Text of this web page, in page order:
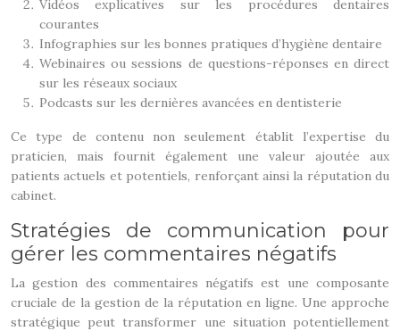
Vidéos explicatives sur les procédures dentaires
courantes
Infographies sur les bonnes pratiques d’hygiène dentaire
Webinaires ou sessions de questions-réponses en direct
sur les réseaux sociaux
Podcasts sur les dernières avancées en dentisterie
Ce type de contenu non seulement établit l’expertise du
praticien, mais fournit également une valeur ajoutée aux
patients actuels et potentiels, renforçant ainsi la réputation du
cabinet.
Stratégies de communication pour
gérer les commentaires négatifs
La gestion des commentaires négatifs est une composante
cruciale de la gestion de la réputation en ligne. Une approche
stratégique peut transformer une situation potentiellement